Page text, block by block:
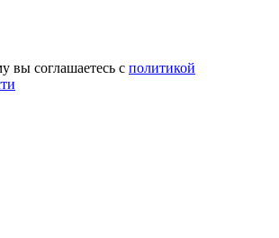
вы соглашаетесь с политикой